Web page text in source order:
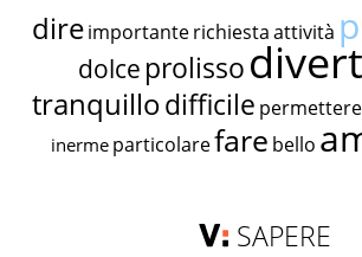
dire importante richiestaattività
dolce prolisso
tranquillodifficile permettere
inerme particolarefare bello
SAPERE